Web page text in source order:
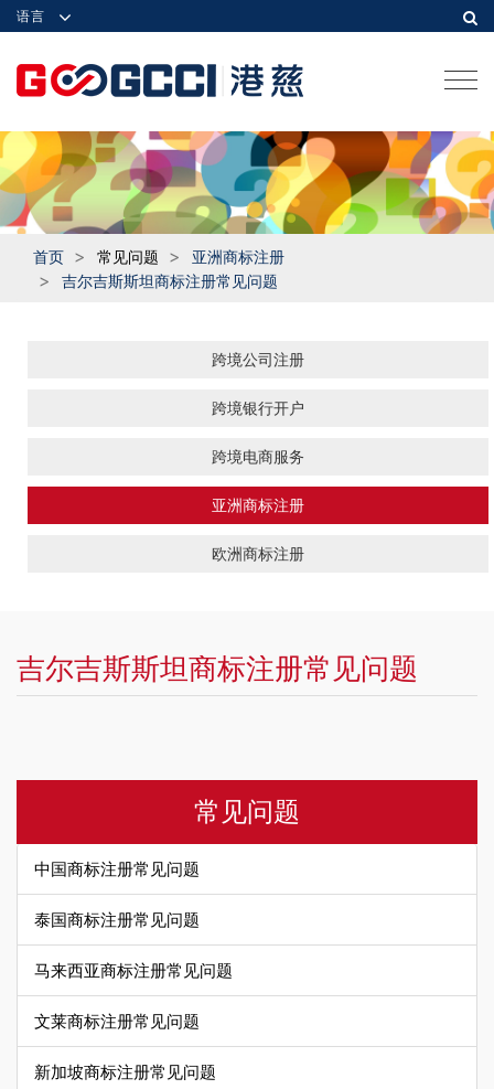
语言
首页 常见问题
亚洲商标注册
吉尔吉斯斯坦商标注册常见问题
跨境公司注册
跨境银行开户
跨境电商服务
亚洲商标注册
欧洲商标注册
吉尔吉斯斯坦商标注册常见问题
常见问题
中国商标注册常见问题
泰国商标注册常见问题
马来西亚商标注册常见问题
文莱商标注册常见问题
新加坡商标注册常见问题